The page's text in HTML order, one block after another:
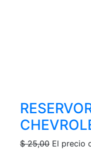
$25,00 El precio